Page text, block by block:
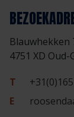
Hang- &
Diensten
Technische
Prefab
Rookwerend
Inspiratie
GND
Werken bij
Blauwhekken
4751 XD Oud-
T
E